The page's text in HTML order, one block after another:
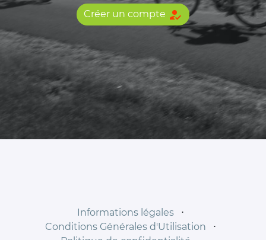
Créer un compte how_to_reg
Informations légales
⋅
Conditions Générales d'Utilisation
⋅